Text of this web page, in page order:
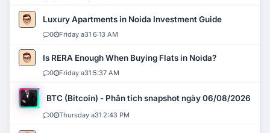
Luxury Apartments in Noida Investment Guide
0 Friday a31 6:13 AM
Is RERA Enough When Buying Flats in Noida?
0 Friday a31 5:37 AM
BTC (Bitcoin) - Phân tích snapshot ngày 06/08/2026
0 Thursday a31 2:43 PM